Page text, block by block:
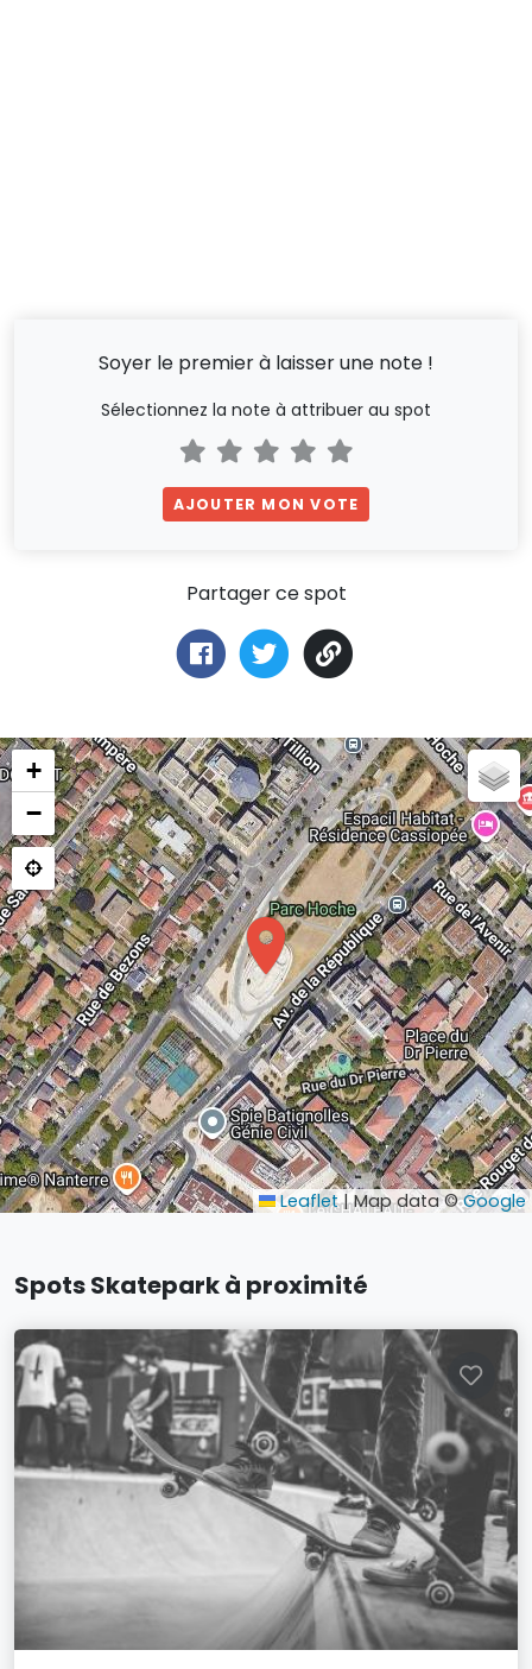
Soyer le premier à laisser une note !
Sélectionnez la note à attribuer au spot
AJOUTER MON VOTE
Partager ce spot
+
−
Leaflet |Map data ©Google
Spots Skatepark à proximité